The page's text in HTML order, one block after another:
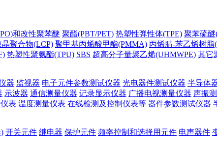
和改性聚苯醚 聚酯(PBT/PET) 热塑性弹性体(TPE) 聚苯硫醚
晶聚合物(LCP) 聚甲基丙烯酸甲酯(PMMA) 丙烯腈-苯乙烯树脂
热塑性聚氨酯(TPU) SBS 超高分子量聚乙烯(UHMWPE) 其它
器 监视器 电子元件参数测试仪器 光电器件测试仪器 半导体
示波器 通信测量仪器 记录显示仪器 广播电视测量仪器 声振
表 温度测量仪表 在线检测及控制仪表等 器件参数测试仪器
开关元件 继电器 保护元件 频率控制和选择用元件 电声器件